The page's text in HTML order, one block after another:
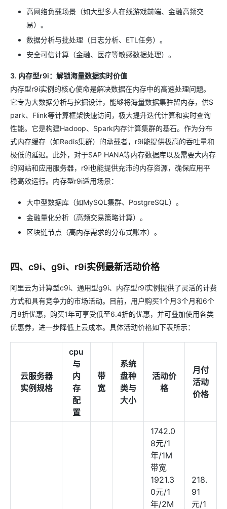
高网络负载场景（如大型多人在线游戏前端、金融高频交
易）。
数据分析与批处理（日志分析、ETL任务）。
安全可信计算（金融、医疗等敏感数据处理）。
3. 内存型r9i：解锁海量数据实时价值
内存型r9i实例的核心使命是解决数据在内存中的高速处理问题。
它专为大数据分析与挖掘设计，能够将海量数据集驻留内存，供S
park、Flink等计算框架快速访问，极大提升迭代计算和实时查询
性能。它是构建Hadoop、Spark内存计算集群的基石。作为分布
式内存缓存（如Redis集群）的承载者，r9i能提供极高的吞吐量和
极低的延迟。此外，对于SAP HANA等内存数据库以及需要大内存
的网站和应用服务器，r9i也能提供充沛的内存资源，确保应用平
稳高效运行。内存型r9i适用场景：
大中型数据库（如MySQL集群、PostgreSQL）。
金融量化分析（高频交易策略计算）。
区块链节点（高内存需求的分布式账本）。
四、c9i、g9i、r9i实例最新活动价格
阿里云为计算型c9i、通用型g9i、内存型r9i实例提供了灵活的计费
方式和具有竞争力的市场活动。目前，用户购买1个月3个月和6个
月8折优惠，购买1年可享受低至6.4折的优惠，并可叠加使用各类
优惠券，进一步降低上云成本。具体活动价格如下表所示：
云服务器
实例规格
cpu
与
内
存
配
置
带
宽
系统
盘种
类与
大小
活动价
格
月付
活动
价格
1742.0
8元/1
年/1M
带宽
1921.3
0元/1
年/2M
218.
91
元/1